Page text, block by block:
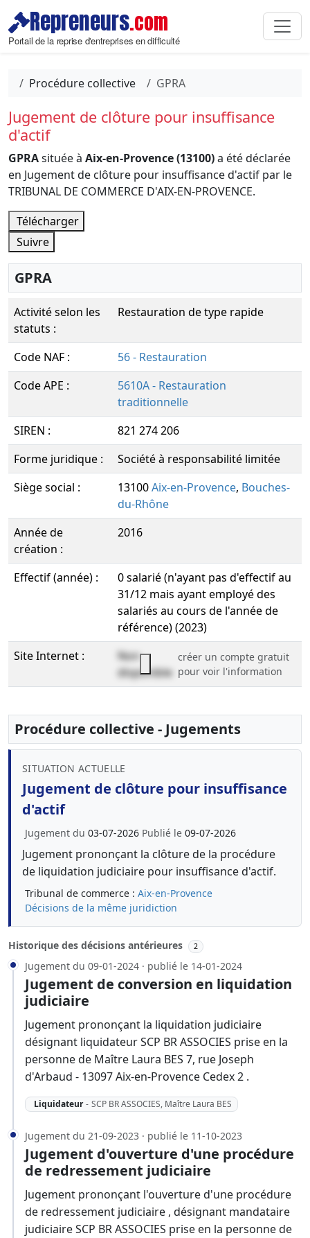
Repreneurs.com
Portail de la reprise d'entreprises en difficulté
Procédure collective GPRA
Jugement de clôture pour insuffisance
d'actif
GPRAsituée à Aix-en-Provence (13100)a été déclarée
en Jugement de clôture pour insuffisance d'actif par le
TRIBUNAL DE COMMERCE D'AIX-EN-PROVENCE.
Télécharger
Suivre
GPRA
Activité selon les
statuts :
Restauration de type rapide
Code NAF :
56 - Restauration
Code APE :
5610A - Restauration
traditionnelle
SIREN :
821 274 206
Forme juridique :
Société à responsabilité limitée
Siège social :
13100Aix-en-Provence, Bouches-
du-Rhône
Année de
création :
2016
Effectif (année) :
0 salarié (n'ayant pas d'effectif au
31/12 mais ayant employé des
salariés au cours de l'année de
référence) (2023)
Site Internet :
Non
disponible
créer un compte gratuit
pour voir l'information
Procédure collective - Jugements
SITUATION ACTUELLE
Jugement de clôture pour insuffisance
d'actif
Jugement du 03-07-2026 Publié le 09-07-2026
Jugement prononçant la clôture de la procédure
de liquidation judiciaire pour insuffisance d'actif.
Tribunal de commerce : Aix-en-Provence
Décisions de la même juridiction
Historique des décisions antérieures 2
Jugement du 09-01-2024 · publié le 14-01-2024
Jugement de conversion en liquidation
judiciaire
Jugement prononçant la liquidation judiciaire
désignant liquidateur SCP BR ASSOCIES prise en la
personne de Maître Laura BES 7, rue Joseph
d'Arbaud - 13097 Aix-en-Provence Cedex 2 .
Liquidateur - SCP BR ASSOCIES, Maître Laura BES
Jugement du 21-09-2023 · publié le 11-10-2023
Jugement d'ouverture d'une procédure
de redressement judiciaire
Jugement prononçant l'ouverture d'une procédure
de redressement judiciaire , désignant mandataire
judiciaire SCP BR ASSOCIES prise en la personne de